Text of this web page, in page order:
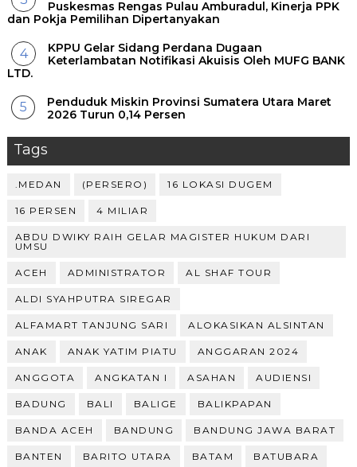
Puskesmas Rengas Pulau Amburadul, Kinerja PPK
dan Pokja Pemilihan Dipertanyakan
KPPU Gelar Sidang Perdana Dugaan
Keterlambatan Notifikasi Akuisis Oleh MUFG BANK
LTD.
Penduduk Miskin Provinsi Sumatera Utara Maret
2026 Turun 0,14 Persen
Tags
.MEDAN (PERSERO) 16 LOKASI DUGEM
16 PERSEN 4 MILIAR
ABDU DWIKY RAIH GELAR MAGISTER HUKUM DARI
UMSU
ACEH ADMINISTRATOR AL SHAF TOUR
ALDI SYAHPUTRA SIREGAR
ALFAMART TANJUNG SARI ALOKASIKAN ALSINTAN
ANAK ANAK YATIM PIATU ANGGARAN 2024
ANGGOTA ANGKATAN I ASAHAN AUDIENSI
BADUNG BALI BALIGE BALIKPAPAN
BANDA ACEH BANDUNG BANDUNG JAWA BARAT
BANTEN BARITO UTARA BATAM BATUBARA